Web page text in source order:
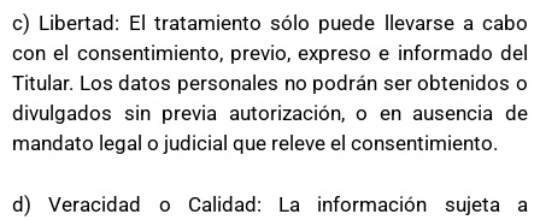
c) Libertad: El tratamiento sólo puede llevarse a cabo
con el consentimiento, previo, expreso e informado del
Titular. Los datos personales no podrán ser obtenidos o
divulgados sin previa autorización, o en ausencia de
mandato legal o judicial que releve el consentimiento.
d) Veracidad o Calidad: La información sujeta a